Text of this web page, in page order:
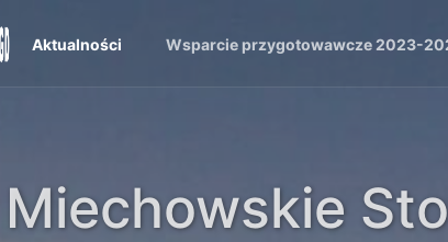
Aktualności Wsparcie przygotowawcze 2023-
Miechowskie